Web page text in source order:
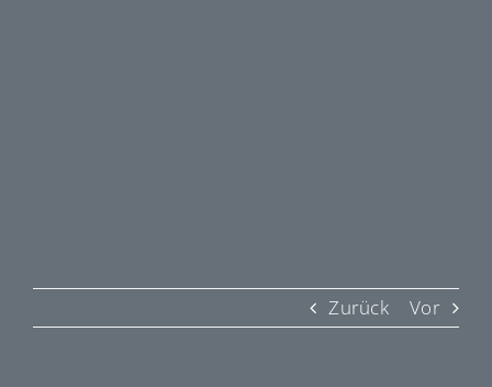
Zurück Vor